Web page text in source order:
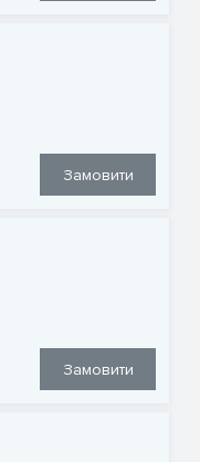
Замовити
Замовити